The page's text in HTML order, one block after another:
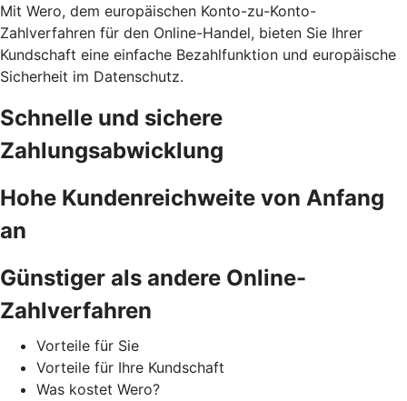
Mit Wero, dem europäischen Konto-zu-Konto-
Zahlverfahren für den Online-Handel, bieten Sie Ihrer
Kundschaft eine einfache Bezahlfunktion und europäische
Sicherheit im Datenschutz.
Schnelle und sichere
Zahlungsabwicklung
Hohe Kundenreichweite von Anfang
an
Günstiger als andere Online-
Zahlverfahren
Vorteile für Sie
Vorteile für Ihre Kundschaft
Was kostet Wero?